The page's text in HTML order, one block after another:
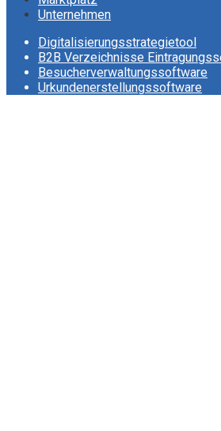
Unternehmen
Digitalisierungsstrategietool
B2B Verzeichnisse
Besucherverwaltungssoftware
Urkundenerstellungssoftware